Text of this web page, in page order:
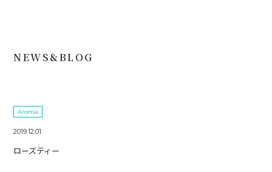
NEWS&BLOG
Aroma
2019.12.01
ローズティー